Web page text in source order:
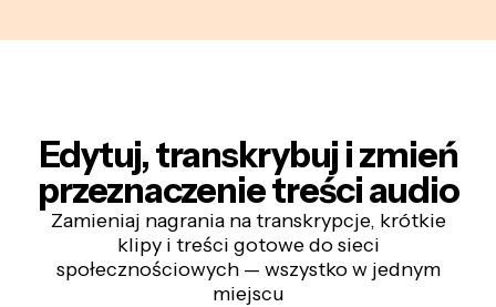
Edytuj, transkrybuj i zmień
przeznaczenie treści audio
Zamieniaj nagrania na transkrypcje, krótkie
klipy i treści gotowe do sieci
społecznościowych — wszystko w jednym
miejscu